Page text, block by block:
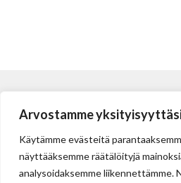
Arvostamme
Käytämme evästeitä
näyttääksemme räätälöityjä
analysoidaksemme liikennettämme.